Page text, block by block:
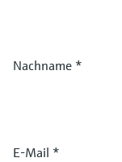
Nachname *
E-Mail *